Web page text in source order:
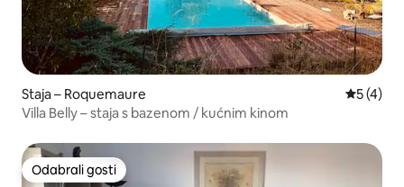
Staja – Roquemaure
5 (4)
Villa Belly – staja s bazenom / kućnim kinom
Odabrali gosti
Odabrali gosti